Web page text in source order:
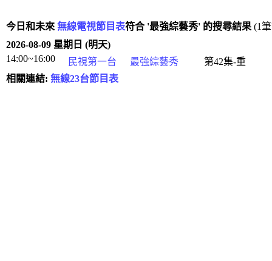
今日和未來 無線電視節目表符合 '最強綜藝秀' 的搜尋結果 (1
2026-08-09 星期日 (明天)
14:00~16:00
民視第一台 最強綜藝秀
第42集-重
相關連結: 無線23台節目表